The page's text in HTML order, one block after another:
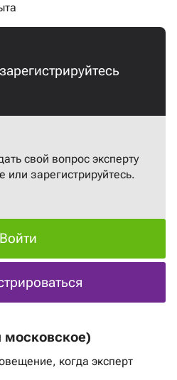
свой вопрос эксперту
или зарегистрируйтесь.
Войти
московское)
когда эксперт